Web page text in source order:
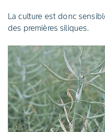
La culture est donc
des premières siliques.